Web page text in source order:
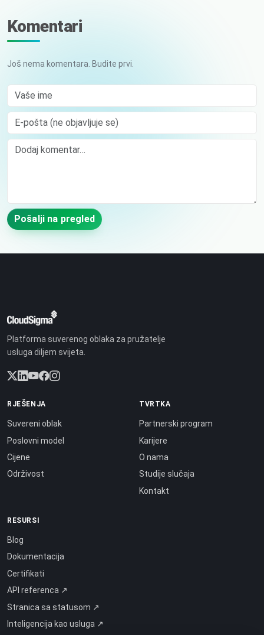
Komentari
Još nema komentara. Budite prvi.
Vaše ime
E-pošta (ne objavljuje se)
Comment
Pošalji na pregled
Platforma suverenog oblaka za pružatelje
usluga diljem svijeta.
RJEŠENJA
Suvereni oblak
Poslovni model
Cijene
Održivost
TVRTKA
Partnerski program
Karijere
O nama
Studije slučaja
Kontakt
RESURSI
Blog
Dokumentacija
Certifikati
API referenca ↗
Stranica sa statusom ↗
Inteligencija kao usluga ↗